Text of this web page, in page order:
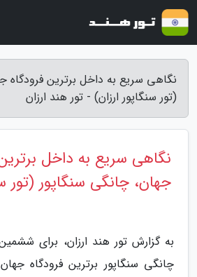
نگاهی سریع به داخل برترین فرودگاه
(تور سنگاپور ارزان) - تور هند ارزان
نگاهی سریع به داخل
جهان، چانگی سنگاپور (تور
به گزارش تور هند ارزان، برای
چانگی سنگاپور برترین فرودگاه